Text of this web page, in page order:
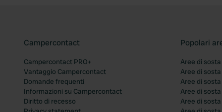
Campercontact
Campercontact PRO+
Vantaggio Campercontact
Domande frequenti
Informazioni su Campercontact
Diritto di recesso
Popolari
Aree di
Aree di
Aree di
Aree di
Aree di